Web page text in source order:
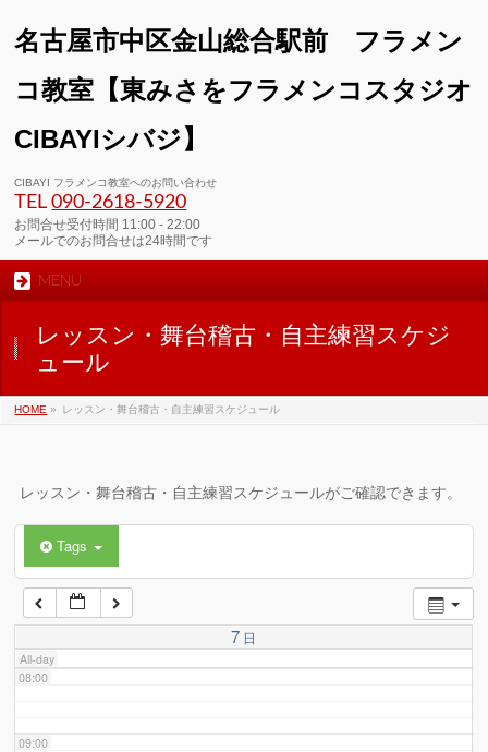
名古屋市中区金山総合駅前 フラメン
コ教室【東みさをフラメンコスタジオ
CIBAYIシバジ】
CIBAYI フラメンコ教室へのお問い合わせ
TEL090-2618‐5920
お問合せ受付時間 11:00 - 22:00
メールでのお問合せは24時間です
MENU
レッスン・舞台稽古・自主練習スケジ
ュール
HOME » レッスン・舞台稽古・自主練習スケジュール
レッスン・舞台稽古・自主練習スケジュールがご確認できます。
Tags
7 日
All-day
01:00
02:00
03:00
04:00
06:00
07:00
08:00
09:00